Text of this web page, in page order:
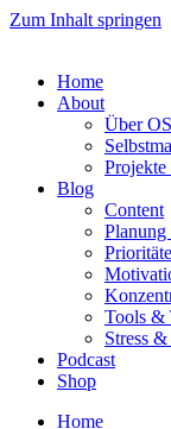
Zum Inhalt springen
Home
About
Über OS
Projekte
Blog
Content
Tools &
Stress
Podcast
Shop
Home